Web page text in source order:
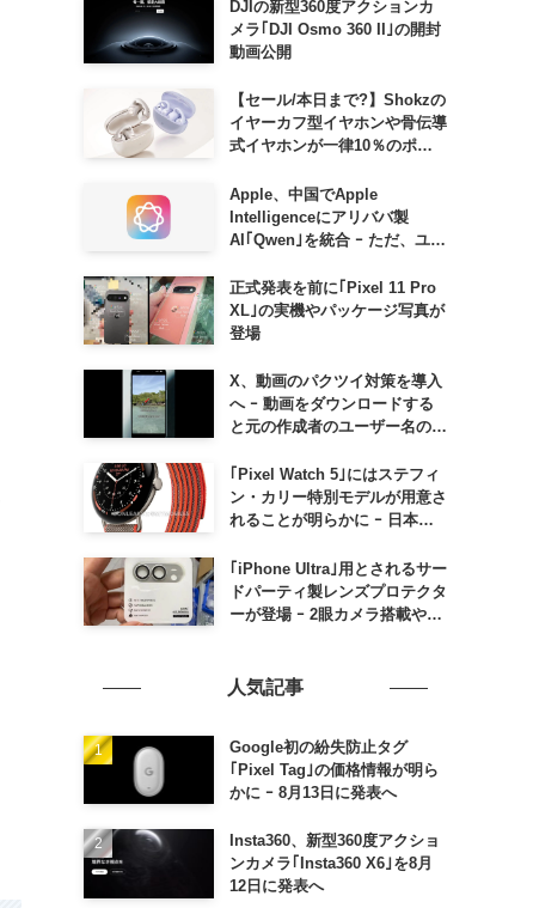
DJIの新型360度アクションカ
メラ｢DJI Osmo 360 II｣の開封
動画公開
【セール/本日まで?】Shokzの
イヤーカフ型イヤホンや骨伝導
式イヤホンが一律10％のポイ
Apple、中国でApple
Intelligenceにアリババ製
AI｢Qwen｣を統合 ｰ ただ、ユー
正式発表を前に｢Pixel 11 Pro
XL｣の実機やパッケージ写真が
登場
X、動画のパクツイ対策を導入
へ ｰ 動画をダウンロードする
と元の作成者のユーザー名の透
｢Pixel Watch 5｣にはステフィ
ン・カリー特別モデルが用意さ
れることが明らかに ｰ 日本で
う｢iPhone Ultra｣用とされるサー
ドパーティ製レンズプロテクタ
ーが登場 ｰ 2眼カメラ搭載や一
人気記事
Google初の紛失防止タグ
｢Pixel Tag｣の価格情報が明ら
かに ｰ 8月13日に発表へ
Insta360、新型360度アクショ
ンカメラ｢Insta360 X6｣を8月
12日に発表へ